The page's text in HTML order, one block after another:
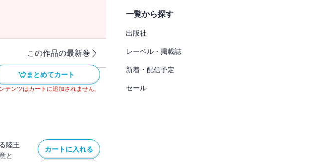
この作品の最新巻
まとめてカート
ンツはカートに追加されません。
陸王
と
カートに入れる
一覧から探す
出版社
レーベル・掲載誌
新着・配信予定
セール